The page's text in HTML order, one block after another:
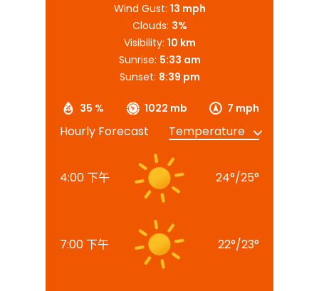
35 % 1022 mb 7 mph
Wind Gust: 13 mph
Clouds: 3%
Visibility: 10 km
Sunrise: 5:33 am
Sunset: 8:39 pm
Hourly Forecast
4:00 下午 24°/25°
7:00 下午 22°/23°